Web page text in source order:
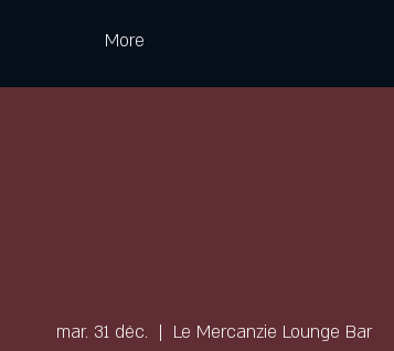
More
mar. 31 déc.
  |
Le Mercanzie Lounge Bar